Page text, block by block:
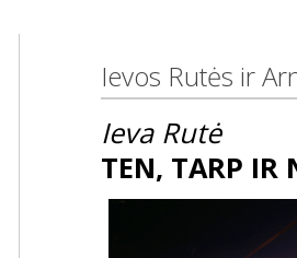
Ievos Rutės ir
Ieva Rutė
TEN, TARP IR